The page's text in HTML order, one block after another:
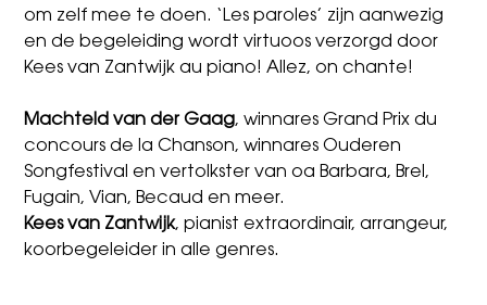
om zelf mee te doen. ‘Les paroles’ zijn aanwezig
en de begeleiding wordt virtuoos verzorgd door
Kees van Zantwijk au piano! Allez, on chante!
Machteld van der Gaag, winnares Grand Prix du
concours de la Chanson, winnares Ouderen
Songfestival en vertolkster van oa Barbara, Brel,
Fugain, Vian, Becaud en meer.
Kees van Zantwijk, pianist extraordinair, arrangeur,
koorbegeleider in alle genres.